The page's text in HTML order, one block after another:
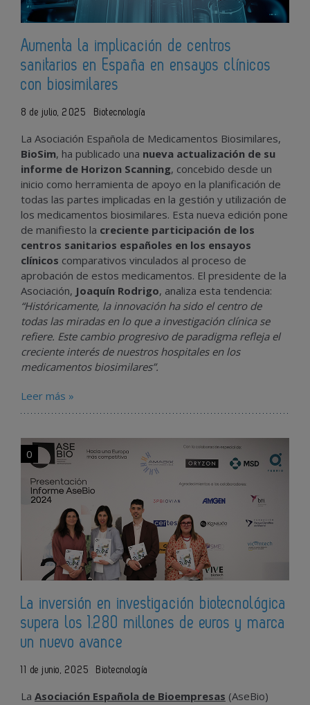
Aumenta la implicación de centros
sanitarios en España en ensayos clínicos
con biosimilares
8 de julio, 2025 Biotecnología
La Asociación Española de Medicamentos Biosimilares,
BioSim, ha publicado una nueva actualización de su
informe de Horizon Scanning, concebido desde un
inicio como herramienta de apoyo en la planificación de
todas las partes implicadas en la gestión y utilización de
los medicamentos biosimilares. Esta nueva edición pone
de manifiesto la creciente participación de los
centros sanitarios españoles en los ensayos
clínicos comparativos vinculados al proceso de
aprobación de estos medicamentos. El presidente de la
Asociación, Joaquín Rodrigo, analiza esta tendencia:
“Históricamente, la innovación ha sido el centro de
todas las miradas en lo que a investigación clínica se
refiere. Este cambio progresivo de paradigma refleja el
creciente interés de nuestros hospitales en los
medicamentos biosimilares”.
Leer más »
0
La inversión en investigación biotecnológica
supera los 1.280 millones de euros y marca
un nuevo avance
11 de junio, 2025 Biotecnología
La Asociación Española de Bioempresas (AseBio)